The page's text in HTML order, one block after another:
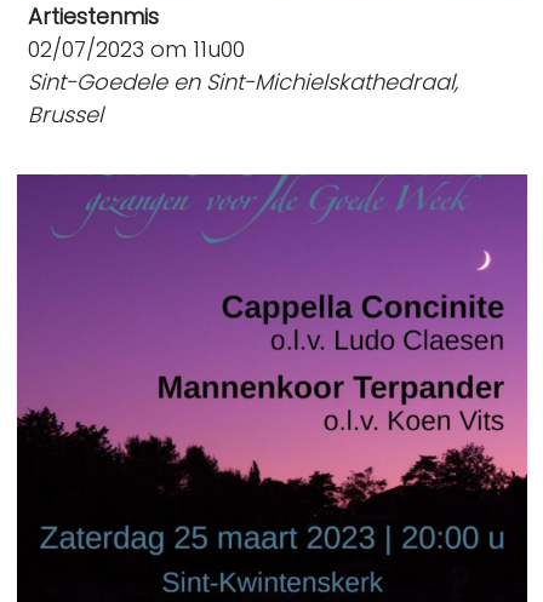
Artiestenmis
02/07/2023 om 11u00
Sint-Goedele en Sint-Michielskathedraal,
Brussel